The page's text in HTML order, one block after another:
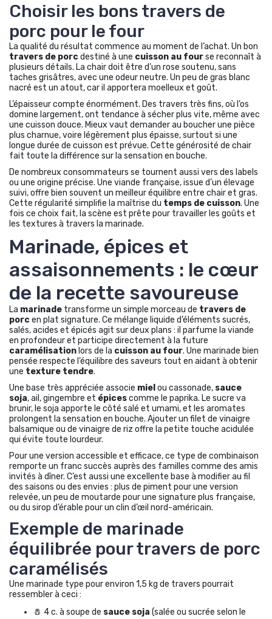
Choisir les bons travers de
porc pour le four
La qualité du résultat commence au moment de l’achat. Un bon
travers de porcdestiné à une cuisson au fourse reconnaît à
plusieurs détails. La chair doit être d’un rose soutenu, sans
taches grisâtres, avec une odeur neutre. Un peu de gras blanc
nacré est un atout, car il apportera moelleux et goût.
L’épaisseur compte énormément. Des travers très fins, où l’os
domine largement, ont tendance à sécher plus vite, même avec
une cuisson douce. Mieux vaut demander au boucher une pièce
plus charnue, voire légèrement plus épaisse, surtout si une
longue durée de cuisson est prévue. Cette générosité de chair
fait toute la différence sur la sensation en bouche.
De nombreux consommateurs se tournent aussi vers des labels
ou une origine précise. Une viande française, issue d’un élevage
suivi, offre bien souvent un meilleur équilibre entre chair et gras.
Cette régularité simplifie la maîtrise du temps de cuisson. Une
fois ce choix fait, la scène est prête pour travailler les goûts et
les textures à travers la marinade.
Marinade, épices et
assaisonnements : le cœur
de la recette savoureuse
La marinade transforme un simple morceau de travers de
porcen plat signature. Ce mélange liquide d’éléments sucrés,
salés, acides et épicés agit sur deux plans : il parfume la viande
en profondeur et participe directement à la future
caramélisation lors de la cuisson au four. Une marinade bien
pensée respecte l’équilibre des saveurs tout en aidant à obtenir
une texture tendre.
Une base très appréciée associe miel ou cassonade, sauce
soja, ail, gingembre et épicescomme le paprika. Le sucre va
brunir, le soja apporte le côté salé et umami, et les aromates
prolongent la sensation en bouche. Ajouter un filet de vinaigre
balsamique ou de vinaigre de riz offre la petite touche acidulée
qui évite toute lourdeur.
Pour une version accessible et efficace, ce type de combinaison
remporte un franc succès auprès des familles comme des amis
invités à dîner. C’est aussi une excellente base à modifier au fil
des saisons ou des envies : plus de piment pour une version
relevée, un peu de moutarde pour une signature plus française,
ou du sirop d’érable pour un clin d’œil nord-américain.
Exemple de marinade
équilibrée pour travers de porc
caramélisés
Une marinade type pour environ 1,5 kg de travers pourrait
ressembler à ceci :
🧂 4 c. à soupe de sauce soja (salée ou sucrée selon le